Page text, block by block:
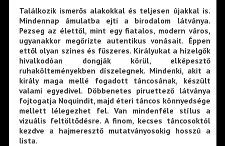
Találkozik ismerős alakokkal és teljesen újakkal is.
Mindennap ámulatba ejti a birodalom látványa.
Pezseg az élettől, mint egy fiatalos, modern város,
ugyanakkor megőrizte autentikus vonásait. Éppen
ettől olyan színes és fűszeres. Királyukat a hízelgők
hivalkodóan dongják körül, elképesztő
ruhakölteményekben díszelegnek. Mindenki, akit a
király maga mellé fogadott táncosának, készült
valami egyedivel. Döbbenetes piruettező látványa
fojtogatja Noquindit, majd éteri táncos könnyedsége
mellett lélegezhet fel. Van mindenféle stílus a
vizuális feltöltődésre. A finom, kecses táncosoktól
kezdve a hajmeresztő mutatványosokig hosszú a
lista.